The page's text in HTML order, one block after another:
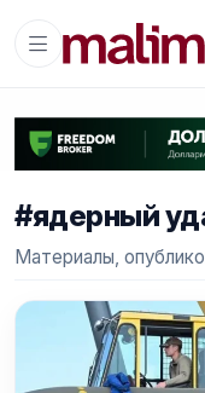
#ядерный
Материалы,